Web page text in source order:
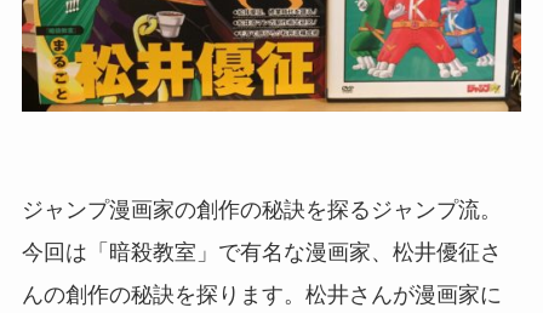
ジャンプ漫画家の創作の秘訣を探るジャンプ流。
今回は「暗殺教室」で有名な漫画家、松井優征さ
んの創作の秘訣を探ります。松井さんが漫画家に